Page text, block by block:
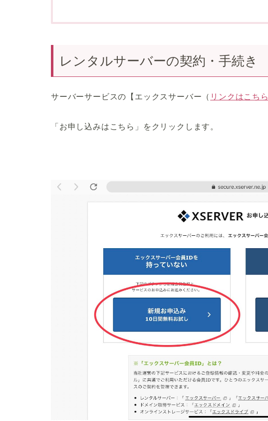
レンタルサーバーの契約・手続き
サーバーサービスの【エックスサーバー（ リンクはこちら
「お申し込みはこちら」をクリックします。